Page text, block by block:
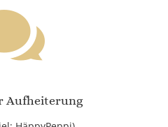
Aufheiterung